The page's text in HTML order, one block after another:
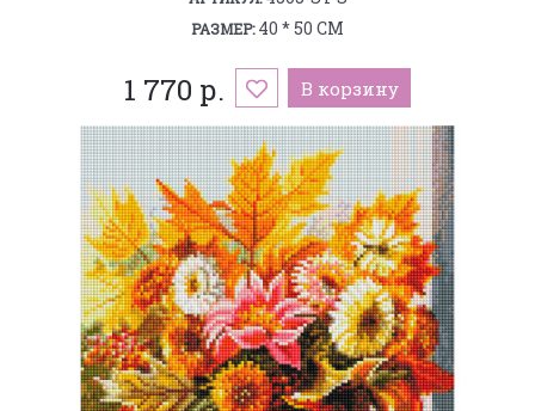
РАЗМЕР:40 * 50 СМ
1 770 р. В корзину